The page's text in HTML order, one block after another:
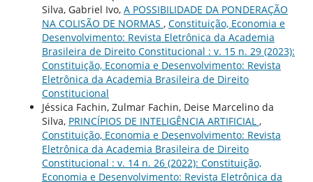
Silva, Gabriel Ivo, A POSSIBILIDADE DA PONDERAÇÃO
NA COLISÃO DE NORMAS , Constituição, Economia e
Desenvolvimento: Revista Eletrônica da Academia
Brasileira de Direito Constitucional : v. 15 n. 29 (2023):
Constituição, Economia e Desenvolvimento: Revista
Eletrônica da Academia Brasileira de Direito
Constitucional
Jéssica Fachin, Zulmar Fachin, Deise Marcelino da
Silva, PRINCÍPIOS DE INTELIGÊNCIA ARTIFICIAL ,
Constituição, Economia e Desenvolvimento: Revista
Eletrônica da Academia Brasileira de Direito
Constitucional : v. 14 n. 26 (2022): Constituição,
Economia e Desenvolvimento: Revista Eletrônica da